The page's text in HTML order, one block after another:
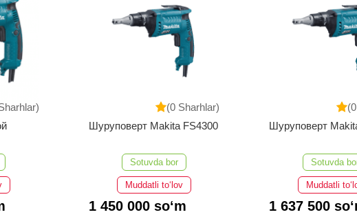
(0 Sharhlar)
Шуруповерт Makita FS4300
Sotuvda bor
Muddatli to‘lov
1 450 000 so‘m
Шуруповерт
Sotuvda
Muddatli
1 637 500